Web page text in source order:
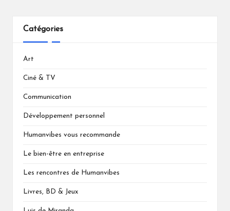
Catégories
Art
Ciné & TV
Communication
Développement personnel
Humanvibes vous recommande
Le bien-être en entreprise
Les rencontres de Humanvibes
Livres, BD & Jeux